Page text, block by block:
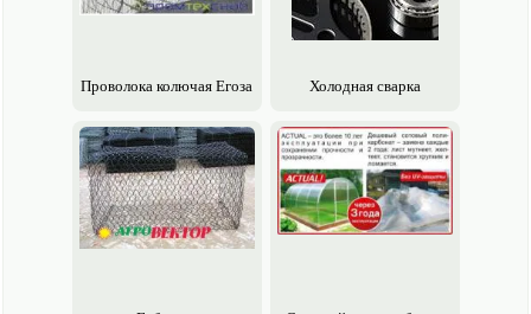
Проволока колючая Егоза Холодная сварка